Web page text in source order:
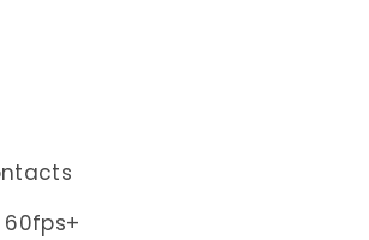
Carte <50€)
60fps+